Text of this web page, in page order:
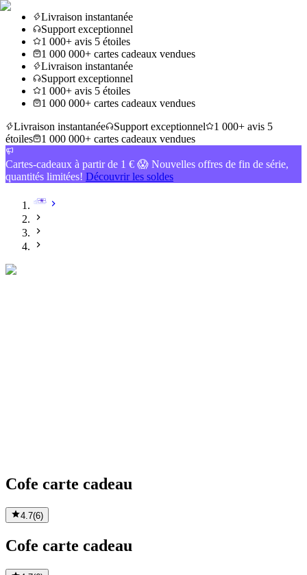
Livraison instantanée
Support exceptionnel
1 000+ avis 5 étoiles
1 000 000+ cartes cadeaux vendues
Livraison instantanée
Support exceptionnel
1 000+ avis 5 étoiles
1 000 000+ cartes cadeaux vendues
Livraison instantanée
Support exceptionnel
1 000+ avis 5
étoiles
1 000 000+ cartes cadeaux vendues
Cartes-cadeaux à partir de 1 € 😱 Nouvelles offres de fin de série,
quantités limitées! Découvrir les soldes
Cofe carte cadeau
4.7(6)
Cofe carte cadeau